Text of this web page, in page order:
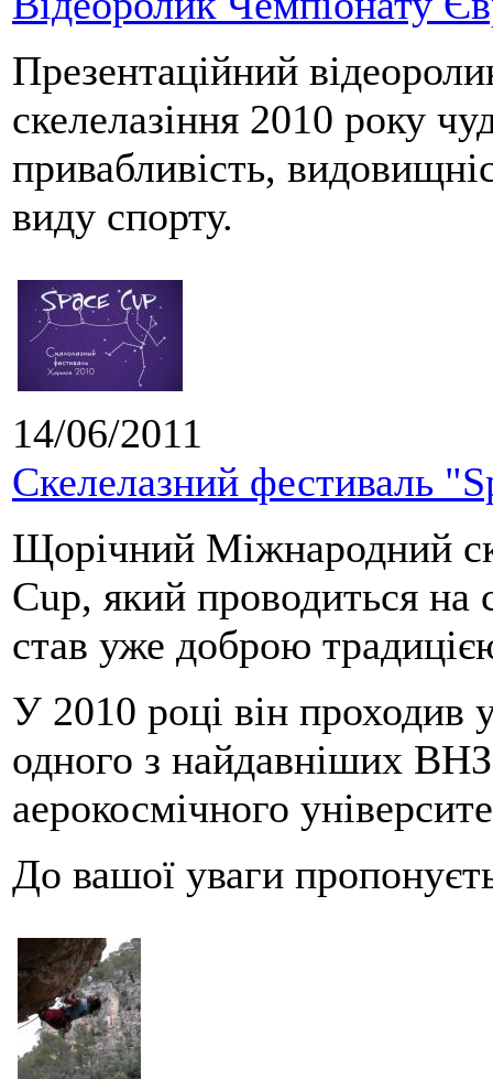
Презентаційний
скелелазіння 2010 року
привабливість,
виду спорту.
14/06/2011
Скелелазний фестиваль
Щорічний Міжнародний
Cup, який проводиться на
став уже доброю
У 2010 році він проходив
одного з найдавніших
аерокосмічного
До вашої уваги